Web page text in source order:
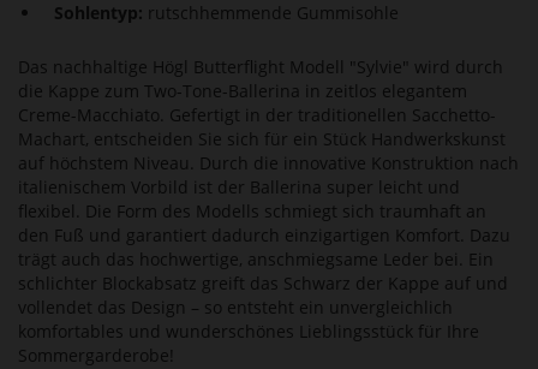
Sohlentyp: rutschhemmende Gummisohle
Das nachhaltige Högl Butterflight Modell "Sylvie" wird durch
die Kappe zum Two-Tone-Ballerina in zeitlos elegantem
Creme-Macchiato. Gefertigt in der traditionellen Sacchetto-
Machart, entscheiden Sie sich für ein Stück Handwerkskunst
auf höchstem Niveau. Durch die innovative Konstruktion nach
italienischem Vorbild ist der Ballerina super leicht und
flexibel. Die Form des Modells schmiegt sich traumhaft an
den Fuß und garantiert dadurch einzigartigen Komfort. Dazu
trägt auch das hochwertige, anschmiegsame Leder bei. Ein
schlichter Blockabsatz greift das Schwarz der Kappe auf und
vollendet das Design – so entsteht ein unvergleichlich
komfortables und wunderschönes Lieblingsstück für Ihre
Sommergarderobe!